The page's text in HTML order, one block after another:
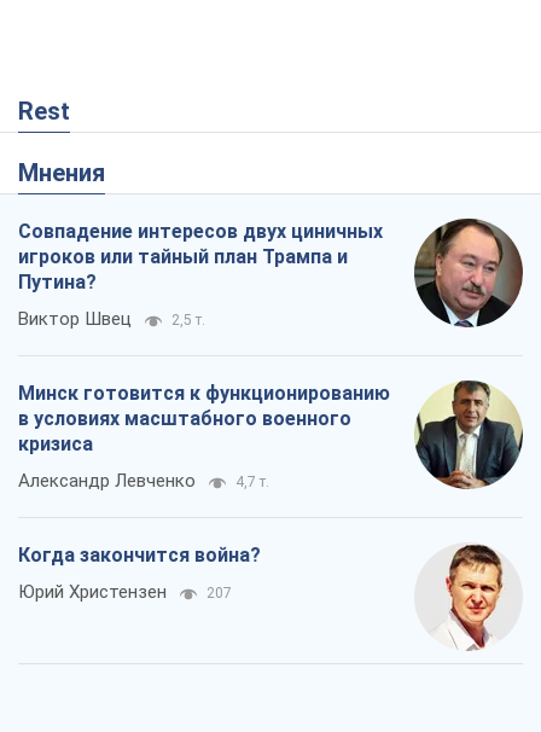
Rest
Мнения
Совпадение интересов двух циничных
игроков или тайный план Трампа и
Путина?
Виктор Швец 2,5 т.
Минск готовится к функционированию
в условиях масштабного военного
кризиса
Александр Левченко 4,7 т.
Когда закончится война?
Юрий Христензен 207